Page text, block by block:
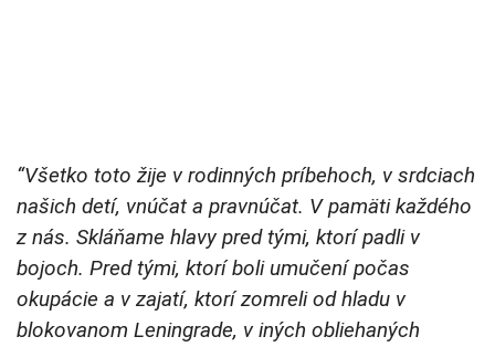
“Všetko toto žije v rodinných príbehoch, v srdciach
našich detí, vnúčat a pravnúčat. V pamäti každého
z nás. Skláňame hlavy pred tými, ktorí padli v
bojoch. Pred tými, ktorí boli umučení počas
okupácie a v zajatí, ktorí zomreli od hladu v
blokovanom Leningrade, v iných obliehaných